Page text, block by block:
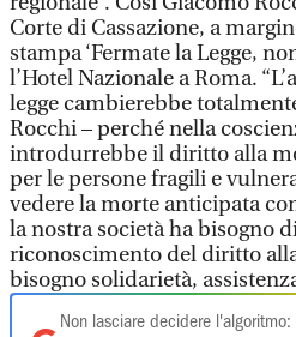
Corte di Cassazione, a
stampa ‘Fermate la Legge,
l’Hotel Nazionale a Roma.
legge cambierebbe
Rocchi – perché nella
introdurrebbe il diritto alla
per le persone fragili e
vedere la morte anticipata
la nostra società ha bisogno
riconoscimento del diritto
bisogno solidarietà,
Non lasciare decidere l'algoritmo: